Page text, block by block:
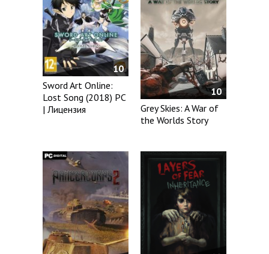
10
Sword Art Online:
Lost Song (2018) PC
| Лицензия
10
Grey Skies: A War of
the Worlds Story